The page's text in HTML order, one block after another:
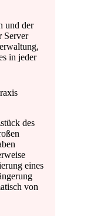
und der
Server
in jeder
des
eines
von